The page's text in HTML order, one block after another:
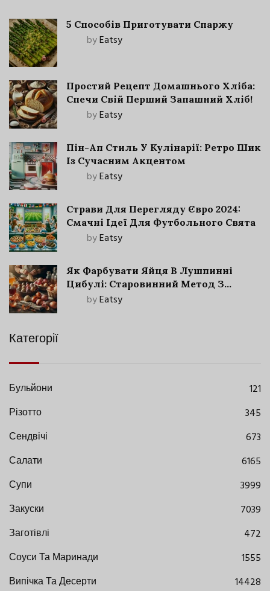
5 Способів Приготувати Спаржу
byEatsy
Простий Рецепт Домашнього Хліба:
Спечи Свій Перший Запашний Хліб!
byEatsy
Пін-Ап Стиль У Кулінарії: Ретро Шик
Із Сучасним Акцентом
byEatsy
Страви Для Перегляду Євро 2024:
Смачні Ідеї Для Футбольного Свята
byEatsy
Як Фарбувати Яйця В Лушпинні
Цибулі: Старовинний Метод З
Сучасними Нюансами
byEatsy
Категорії
Бульйони
121
Різотто
345
Сендвічі
673
Салати
6165
Супи
3999
Закуски
7039
Заготівлі
472
Соуси Та Маринади
1555
Випічка Та Десерти
14428